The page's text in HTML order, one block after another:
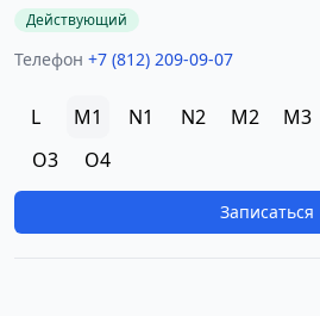
Действующий
Телефон +7 (812) 209-09-07
L M1 N1 N2 M2 M3
O3
O4
Записаться